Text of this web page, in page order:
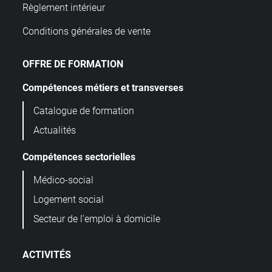
Règlement intérieur
Conditions générales de vente
OFFRE DE FORMATION
Compétences métiers et transverses
Catalogue de formation
Actualités
Compétences sectorielles
Médico-social
Logement social
Secteur de l'emploi à domicile
ACTIVITÉS